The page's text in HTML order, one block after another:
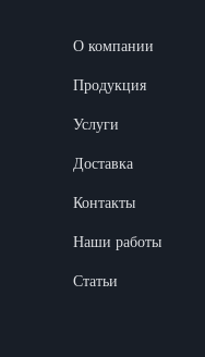
О компании
Продукция
Услуги
Доставка
Контакты
Наши работы
Статьи